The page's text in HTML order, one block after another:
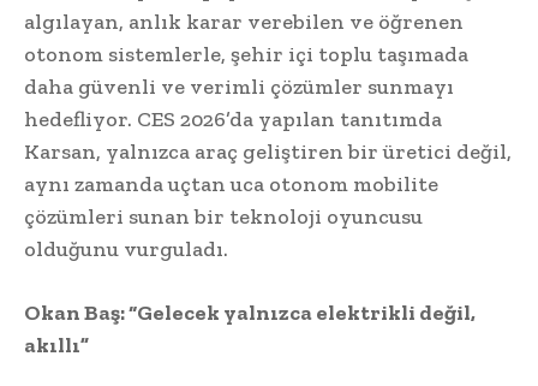
algılayan, anlık karar verebilen ve öğrenen
otonom sistemlerle, şehir içi toplu taşımada
daha güvenli ve verimli çözümler sunmayı
hedefliyor. CES 2026’da yapılan tanıtımda
Karsan, yalnızca araç geliştiren bir üretici değil,
aynı zamanda uçtan uca otonom mobilite
çözümleri sunan bir teknoloji oyuncusu
olduğunu vurguladı.
Okan Baş: “Gelecek yalnızca elektrikli değil,
akıllı”